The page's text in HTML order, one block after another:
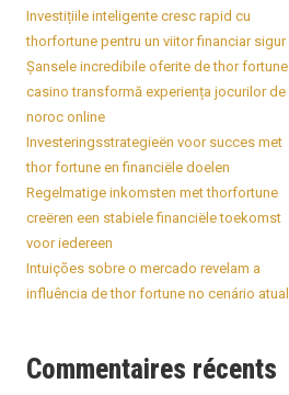
Investițiile inteligente cresc rapid cu
thorfortune pentru un viitor financiar sigur
Șansele incredibile oferite de thor fortune
casino transformă experiența jocurilor de
noroc online
Investeringsstrategieën voor succes met
thor fortune en financiële doelen
Regelmatige inkomsten met thorfortune
creëren een stabiele financiële toekomst
voor iedereen
Intuições sobre o mercado revelam a
influência de thor fortune no cenário atual
Commentaires récents